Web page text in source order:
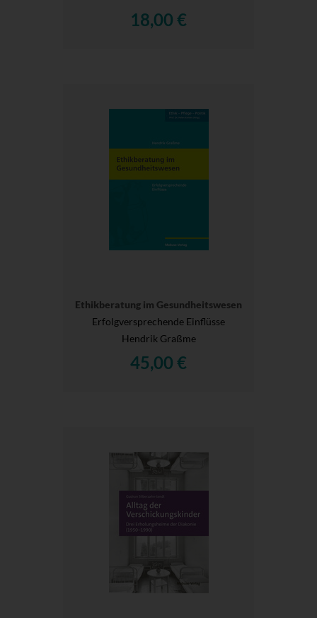
18,00 €
Ethikberatung im Gesundheitswesen
Erfolgversprechende Einflüsse
Hendrik Graßme
45,00 €